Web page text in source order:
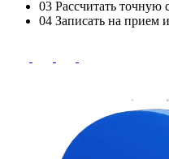
03 Рассчитать точную
04 Записать на прием